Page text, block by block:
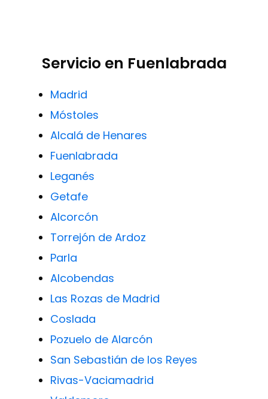
Servicio en Fuenlabrada
Madrid
Móstoles
Alcalá de Henares
Fuenlabrada
Leganés
Getafe
Alcorcón
Torrejón de Ardoz
Parla
Alcobendas
Las Rozas de Madrid
Coslada
Pozuelo de Alarcón
San Sebastián de los Reyes
Rivas-Vaciamadrid